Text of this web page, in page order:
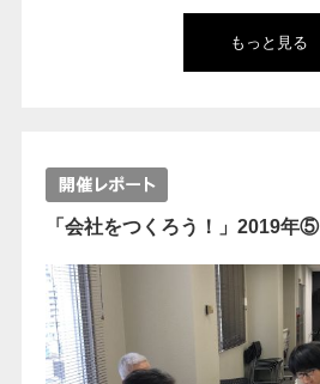
もっと見る
「会社をつくろう！」2019年⑤